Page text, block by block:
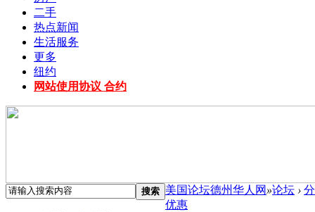
二手
热点新闻
生活服务
更多
纽约
网站使用协议 合约
搜索 美国论坛德州华人网 »论坛 ›
优惠